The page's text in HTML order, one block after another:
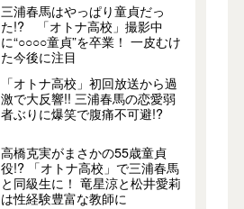
三浦春馬はやっぱり童貞だっ
た!? 「オトナ高校」撮影中
に“○○○○童貞”を卒業！ 一皮むけ
た今後に注目
「オトナ高校」初回放送から過
激で大反響!! 三浦春馬の恋愛弱
者ぶりに爆笑で腹痛不可避!?
高橋克実がまさかの55歳童貞
役!? 「オトナ高校」で三浦春馬
と同級生に！ 竜星涼と松井愛莉
は性経験豊富な教師に